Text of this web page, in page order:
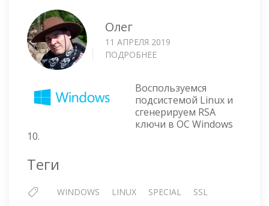
Олег
11 АПРЕЛЯ 2019
ПОДРОБНЕЕ
—
ГЕНЕРАЦИЯ
КЛЮЧЕЙ
RSA
Воспользуемся
подсистемой Linux и
сгенерируем RSA
ключи в ОС Windows
10.
Теги
WINDOWS LINUX SPECIAL SSL